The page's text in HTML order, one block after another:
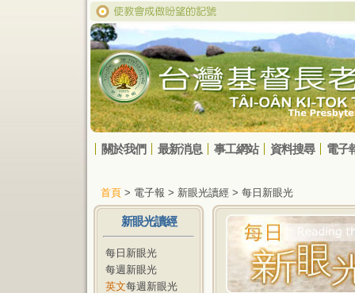
關於我們 最新消息 事工網站 資料搜尋 電子
首頁 > 電子報 > 新眼光讀經 > 每日新眼光
新眼光讀經
每日新眼光
每週新眼光
英文每週新眼光